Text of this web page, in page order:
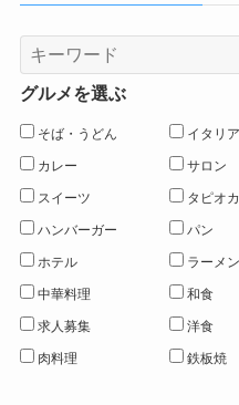
グルメを選ぶ
そば・うどん イタリ
カレー サロン
スイーツ タピオカ
ハンバーガー パン
ホテル ラーメン
中華料理 和食
求人募集 洋食
肉料理 鉄板焼